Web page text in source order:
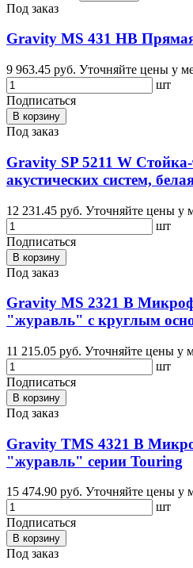
Под заказ
Gravity MS 431 HB
9 963.45 руб. Уточняйте цены у
шт
Подписаться
В корзину
Под заказ
Gravity SP 5211 W
акустических систем,
12 231.45 руб. Уточняйте цены у
шт
Подписаться
В корзину
Под заказ
Gravity MS 2321 B
"журавль" с круглым
11 215.05 руб. Уточняйте цены у
шт
Подписаться
В корзину
Под заказ
Gravity TMS 4321 B
"журавль" серии Touring
15 474.90 руб. Уточняйте цены у
шт
Подписаться
В корзину
Под заказ